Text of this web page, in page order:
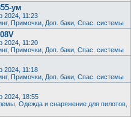
ум
2024, 11:23
Примочки, Доп. баки, Спас. системы
2024, 11:20
Примочки, Доп. баки, Спас. системы
2024, 11:18
Примочки, Доп. баки, Спас. системы
2024, 18:55
Одежда и снаряжение для пилотов,